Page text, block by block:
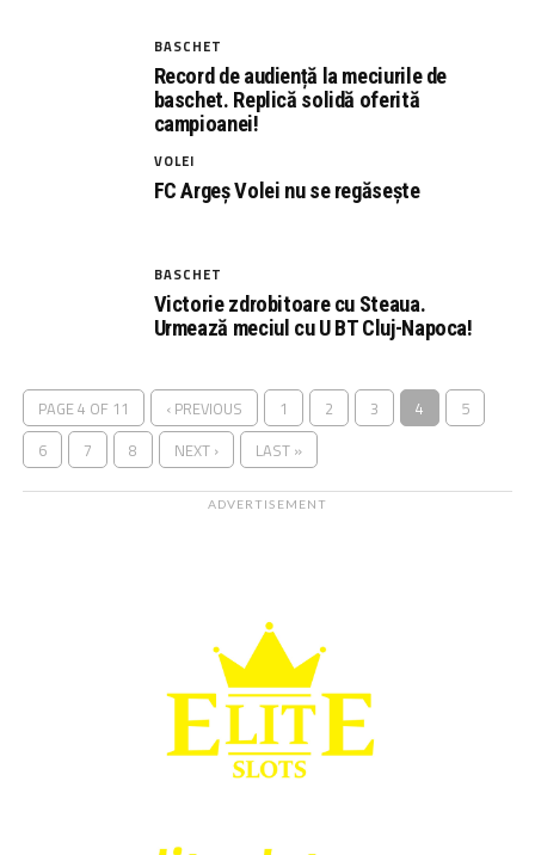
BASCHET
Record de audiență la meciurile de
baschet. Replică solidă oferită
campioanei!
VOLEI
FC Argeș Volei nu se regăsește
BASCHET
Victorie zdrobitoare cu Steaua.
Urmează meciul cu U BT Cluj-Napoca!
PAGE 4 OF 11 ‹ PREVIOUS 1 2 3 4
5
6
7 8 NEXT › LAST »
ADVERTISEMENT